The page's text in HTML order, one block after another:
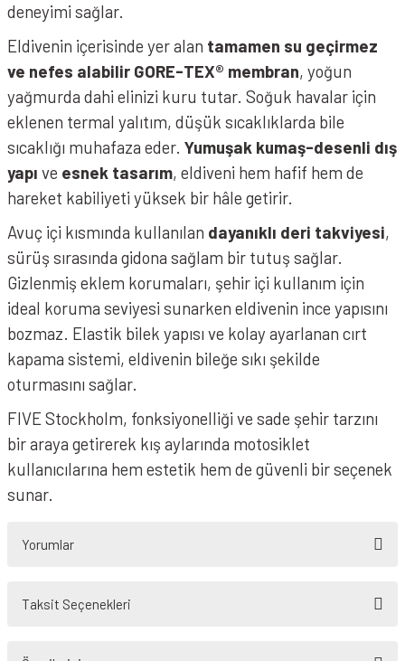
deneyimi sağlar.
Eldivenin içerisinde yer alan tamamen su geçirmez
ve nefes alabilir GORE-TEX® membran, yoğun
yağmurda dahi elinizi kuru tutar. Soğuk havalar için
eklenen termal yalıtım, düşük sıcaklıklarda bile
sıcaklığı muhafaza eder. Yumuşak kumaş-desenli dış
yapı ve esnek tasarım, eldiveni hem hafif hem de
hareket kabiliyeti yüksek bir hâle getirir.
Avuç içi kısmında kullanılan dayanıklı deri takviyesi,
sürüş sırasında gidona sağlam bir tutuş sağlar.
Gizlenmiş eklem korumaları, şehir içi kullanım için
ideal koruma seviyesi sunarken eldivenin ince yapısını
bozmaz. Elastik bilek yapısı ve kolay ayarlanan cırt
kapama sistemi, eldivenin bileğe sıkı şekilde
oturmasını sağlar.
FIVE Stockholm, fonksiyonelliği ve sade şehir tarzını
bir araya getirerek kış aylarında motosiklet
kullanıcılarına hem estetik hem de güvenli bir seçenek
sunar.
Yorumlar
Taksit Seçenekleri